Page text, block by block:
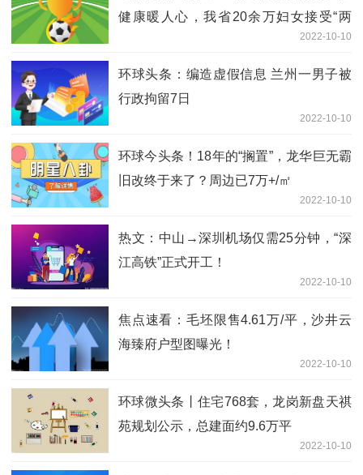
健康暖人心，我省20余万妇女接受“两
2022-10-10
环球头条：编造虚假信息 兰州一男子被
行政拘留7日
2022-10-10
环球今头条！18年的“搁置”，龙华巨无霸
旧改终于来了？周边已7万+/㎡
2022-10-10
热文：中山→深圳机场仅需25分钟，“深
江高铁”正式开工！
2022-10-10
焦点速看：毛坯限售4.61万/平，沙井云
海臻府户型图曝光！
2022-10-10
环球微头条丨住宅768套，龙岗新盘天祺
苑规划公示，总建面约9.6万平
2022-10-10